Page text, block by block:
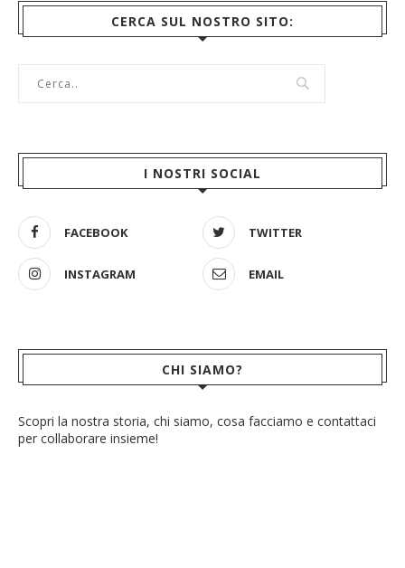
CERCA SUL NOSTRO SITO:
I NOSTRI SOCIAL
FACEBOOK TWITTER
INSTAGRAM EMAIL
CHI SIAMO?
Scopri la nostra storia, chi siamo, cosa facciamo e contattaci
per collaborare insieme!